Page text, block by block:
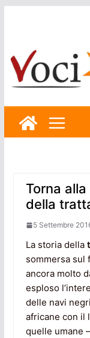
Torna
della
5 Settembre
La storia della
sommersa sul
ancora molto
esploso
delle navi
africane con il
quelle umane